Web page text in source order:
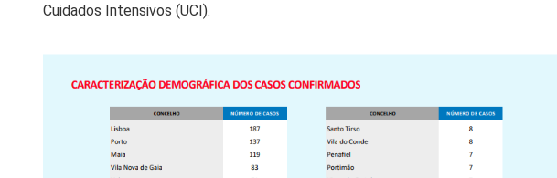
Cuidados Intensivos (UCI).